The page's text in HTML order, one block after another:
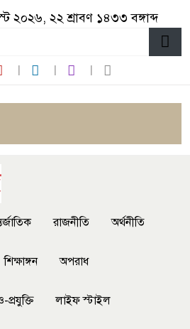
২০২৬, ২২ শ্রাবণ ১৪৩৩ বঙ্গাব্দ
রাজনীতি অর্থনীতি
শিক্ষাঙ্গন অপরাধ
লাইফ স্টাইল